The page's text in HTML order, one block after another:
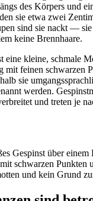
des Körpers und
sie etwa zwei
sind sie nackt —
keine Brennhaare.
eine kleine, schmale
mit feinen schwarzen
sie
werden.
und treten je
Gespinst über einem
schwarzen
und kein Grund